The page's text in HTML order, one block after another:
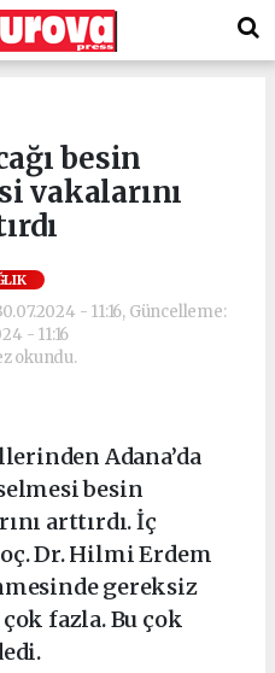
besin
vakalarını
- 11:16, Güncelleme:
- 11:16
okundu.
Adana’da
besin
arttırdı. İç
Dr. Hilmi Erdem
gereksiz
fazla. Bu çok